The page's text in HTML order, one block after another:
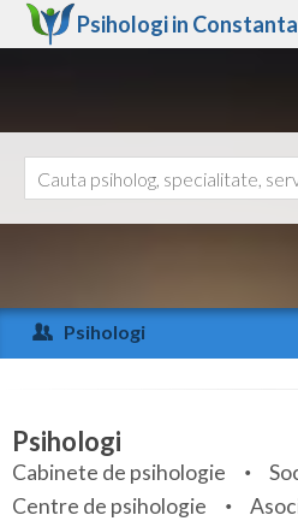
Psihologi in Constanta
Arad
Arges
Bihor
Bistrita-Nasaud
Ajutor
Psihologi
Specialitati
Servicii
Psihologi
Cabinete de psihologie
Centre de psihologie